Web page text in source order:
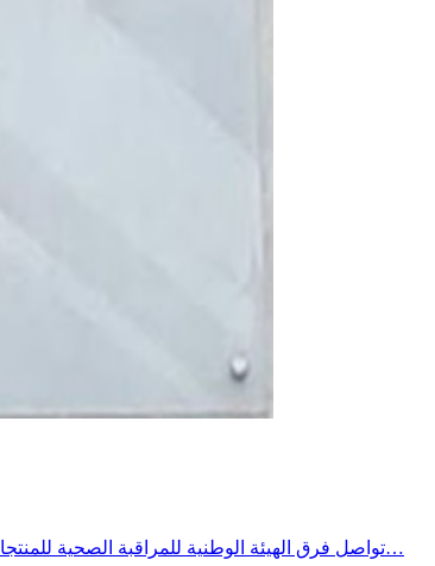
تواصل فرق الهيئة الوطنية للمراقبة الصحية للمنتجات الغذائية بسليانة تنفيد برنامج خصوصي للمراقبة الصحية خلال الصائفة ومع ارتفاع درجات يشمل المحلات المفتوحة للعموم وخاصة المطاعم محلات بيع…